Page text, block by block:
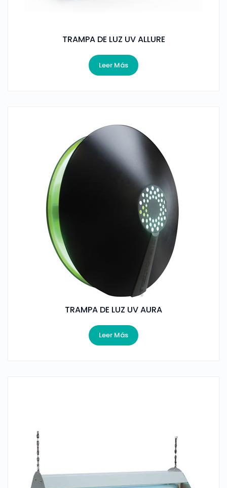
TRAMPA DE LUZ UV ALLURE
Leer Más
TRAMPA DE LUZ UV AURA
Leer Más